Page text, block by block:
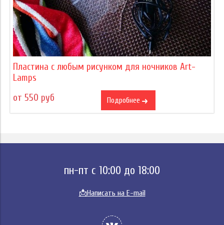
Пластина с любым рисунком для ночников Art-
Lamps
от 550 руб
Подробнее
пн-пт с 10:00 до 18:00
📩Написать на E-mail